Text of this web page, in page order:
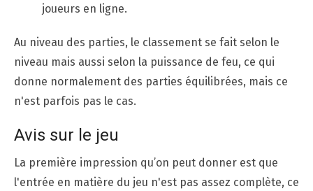
joueurs en ligne.
Au niveau des parties, le classement se fait selon le
niveau mais aussi selon la puissance de feu, ce qui
donne normalement des parties équilibrées, mais ce
n'est parfois pas le cas.
Avis sur le jeu
La première impression qu’on peut donner est que
l'entrée en matière du jeu n'est pas assez complète, ce